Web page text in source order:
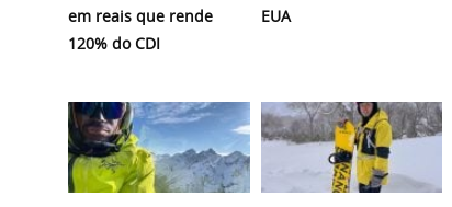
em reais que rende
120% do CDI
EUA